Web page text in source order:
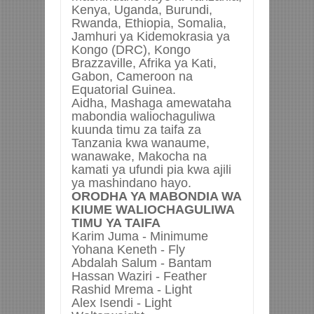
Kenya, Uganda, Burundi,
Rwanda, Ethiopia, Somalia,
Jamhuri ya Kidemokrasia ya
Kongo (DRC), Kongo
Brazzaville, Afrika ya Kati,
Gabon, Cameroon na
Equatorial Guinea.
Aidha, Mashaga amewataha
mabondia waliochaguliwa
kuunda timu za taifa za
Tanzania kwa wanaume,
wanawake, Makocha na
kamati ya ufundi pia kwa ajili
ya mashindano hayo.
ORODHA YA MABONDIA WA
KIUME WALIOCHAGULIWA
TIMU YA TAIFA
Karim Juma - Minimume
Yohana Keneth - Fly
Abdalah Salum - Bantam
Hassan Waziri - Feather
Rashid Mrema - Light
Alex Isendi - Light